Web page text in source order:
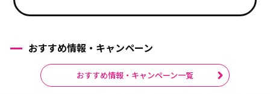
おすすめ情報・キャンペーン
おすすめ情報・キャンペーン一覧